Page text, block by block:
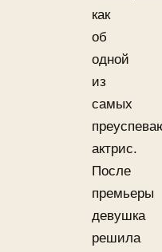
как
об
одной
из
самых
актрис.
После
премьеры
девушка
решила